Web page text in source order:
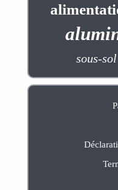
sous-sol